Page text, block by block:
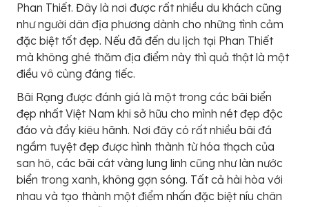
Phan Thiết. Đây là nơi được rất nhiều du khách cũng
như người dân địa phương dành cho những tình cảm
đặc biệt tốt đẹp. Nếu đã đến du lịch tại Phan Thiết
mà không ghé thăm địa điểm này thì quả thật là một
điều vô cùng đáng tiếc.
Bãi Rạng được đánh giá là một trong các bãi biển
đẹp nhất Việt Nam khi sở hữu cho mình nét đẹp độc
đáo và đầy kiêu hãnh. Nơi đây có rất nhiều bãi đá
ngầm tuyệt đẹp được hình thành từ hóa thạch của
san hô, các bãi cát vàng lung linh cũng như làn nước
biển trong xanh, không gợn sóng. Tất cả hài hòa với
nhau và tạo thành một điểm nhấn đặc biệt níu chân